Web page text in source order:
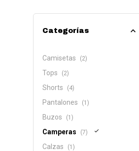
Categorías
Camisetas (2)
Tops (2)
Shorts (4)
Pantalones (1)
Buzos (1)
Camperas (7)
Calzas (1)